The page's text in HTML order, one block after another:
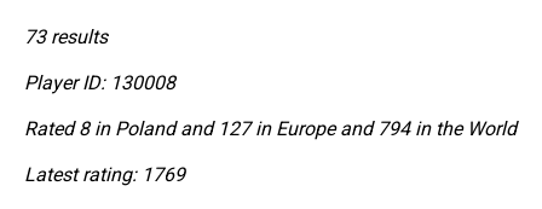
73 results
Player ID: 130008
Rated 8 in Poland and 127 in Europe and 794 in the World
Latest rating: 1769